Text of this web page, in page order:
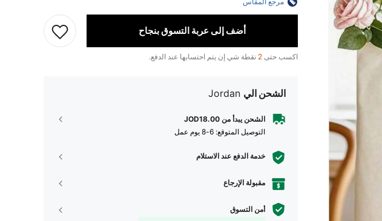
مرجع المقاس
أضف إلى عربة التسوق بنجاح
اكسب حتى 2 نقطة شي إن يتم احتسابها عند الدفع.
الشحن الي Jordan
الشحن يبدأ من JOD18.00
التوصيل المتوقع: 6-8 يوم عمل
خدمة الدفع عند الاستلام
مقبولة الإرجاع
أمن التسوق